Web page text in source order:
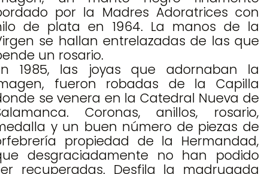
por la Madres Adoratrices con
de plata en 1964. La manos de la
se hallan entrelazadas de las que
un rosario.
1985, las joyas que adornaban la
fueron robadas de la Capilla
se venera en la Catedral Nueva de
Coronas, anillos, rosario,
y un buen número de piezas de
propiedad de la Hermandad,
desgraciadamente no han podido
recuperadas. Desfila la madrugada